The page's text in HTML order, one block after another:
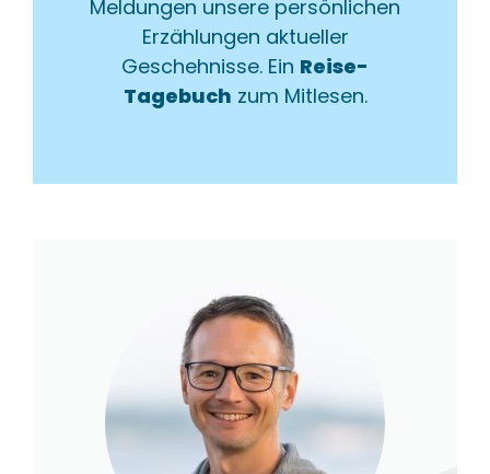
Meldungen unsere persönlichen
Erzählungen aktueller
Geschehnisse. Ein Reise-
Tagebuch zum Mitlesen.